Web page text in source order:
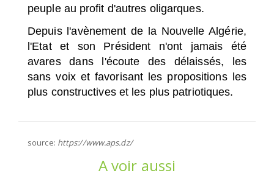
peuple au profit d'autres oligarques.
Depuis l'avènement de la Nouvelle Algérie,
l'Etat et son Président n'ont jamais été
avares dans l'écoute des délaissés, les
sans voix et favorisant les propositions les
plus constructives et les plus patriotiques.
source: https://www.aps.dz/
A voir aussi